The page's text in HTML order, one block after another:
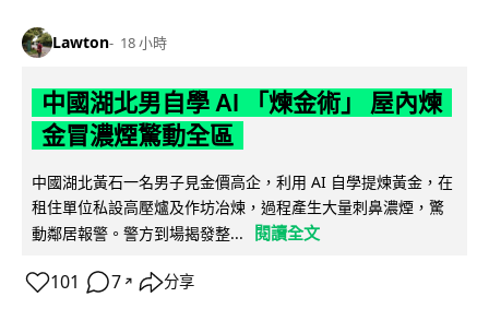
Lawton 18 小時
中國湖北男自學 AI 「煉金術」 屋內煉
金冒濃煙驚動全區
中國湖北黃石一名男子見金價高企，利用 AI 自學提煉黃金，在
租住單位私設高壓爐及作坊冶煉，過程產生大量刺鼻濃煙，驚
動鄰居報警。警方到場揭發整...
閱讀全文
101 7 ↗ 分享